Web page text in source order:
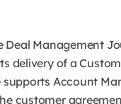
Deal Management
delivery of a
Account
customer